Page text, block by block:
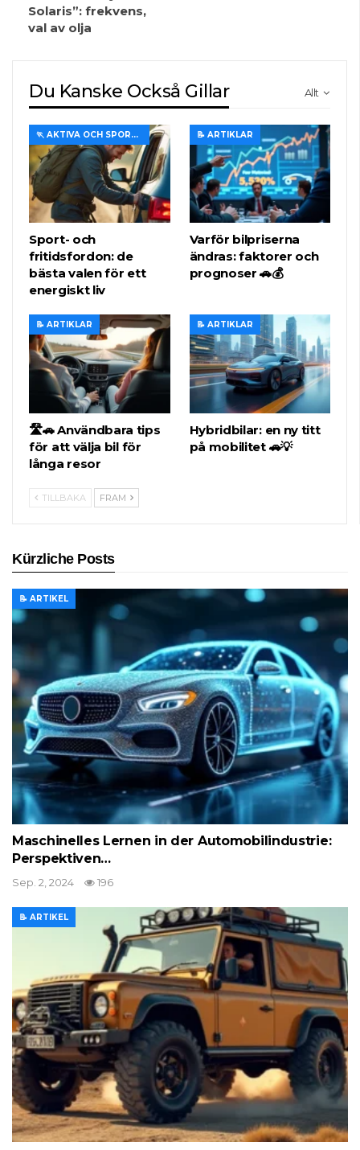
Solaris”: frekvens,
val av olja
Allt
Du Kanske Också Gillar
🏃 AKTIVA OCH SPORTIGA TURER
Sport- och
fritidsfordon: de
bästa valen för ett
energiskt liv
📝 ARTIKLAR
Varför bilpriserna
ändras: faktorer och
prognoser 🚗💰
📝 ARTIKLAR
🛣️🚗 Användbara tips
för att välja bil för
långa resor
📝 ARTIKLAR
Hybridbilar: en ny titt
på mobilitet 🚗💡
TILLBAKA FRAM
Kürzliche Posts
📝 ARTIKEL
Maschinelles Lernen in der Automobilindustrie:
Perspektiven…
Sep. 2, 2024 196
📝 ARTIKEL